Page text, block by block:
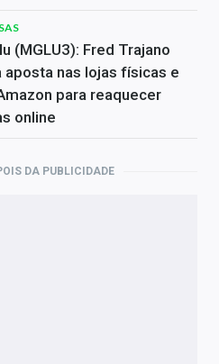
(MGLU3): Fred Trajano
aposta nas lojas físicas e
para reaquecer
online
DA PUBLICIDADE